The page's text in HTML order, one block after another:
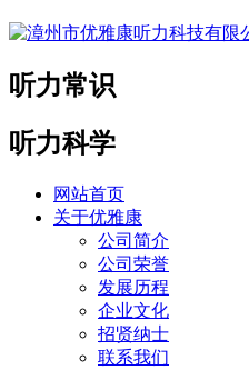
听力常识
听力科学
网站首页
关于优雅康
公司简介
公司荣誉
发展历程
企业文化
招贤纳士
联系我们